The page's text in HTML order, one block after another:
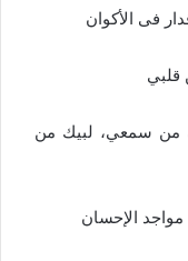
فى الأكوان
قلبي
من سمعي، لبيك من
مواجد الإحسان